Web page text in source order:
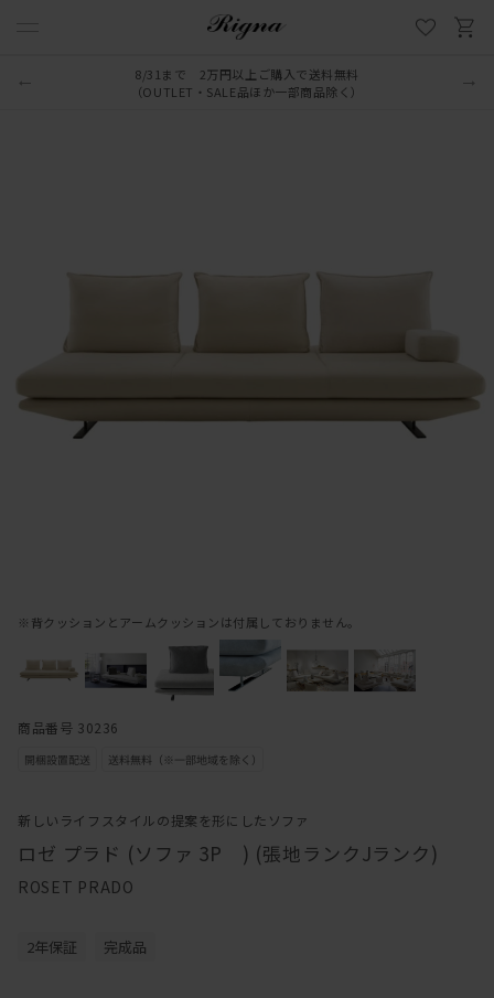
8/31まで 2万円以上ご購入で送料無料
（OUTLET・SALE品ほか一部商品除く）
新しいライフスタイルの提案を形にしたソファ
ロゼ プラド (ソファ 3P ) (張地ランクJランク)
ROSET PRADO
※背クッションとアームクッションは付属しておりません。
2年保証 完成品
商品番号 30236